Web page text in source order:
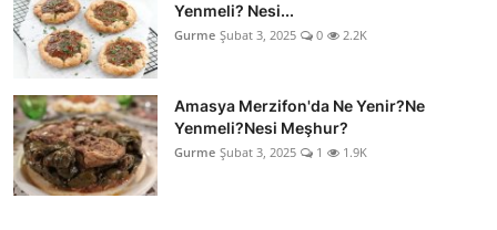
Yenmeli? Nesi...
Gurme Şubat 3, 2025 0 2.2K
Amasya Merzifon'da Ne Yenir?Ne
Yenmeli?Nesi Meşhur?
Gurme Şubat 3, 2025 1 1.9K